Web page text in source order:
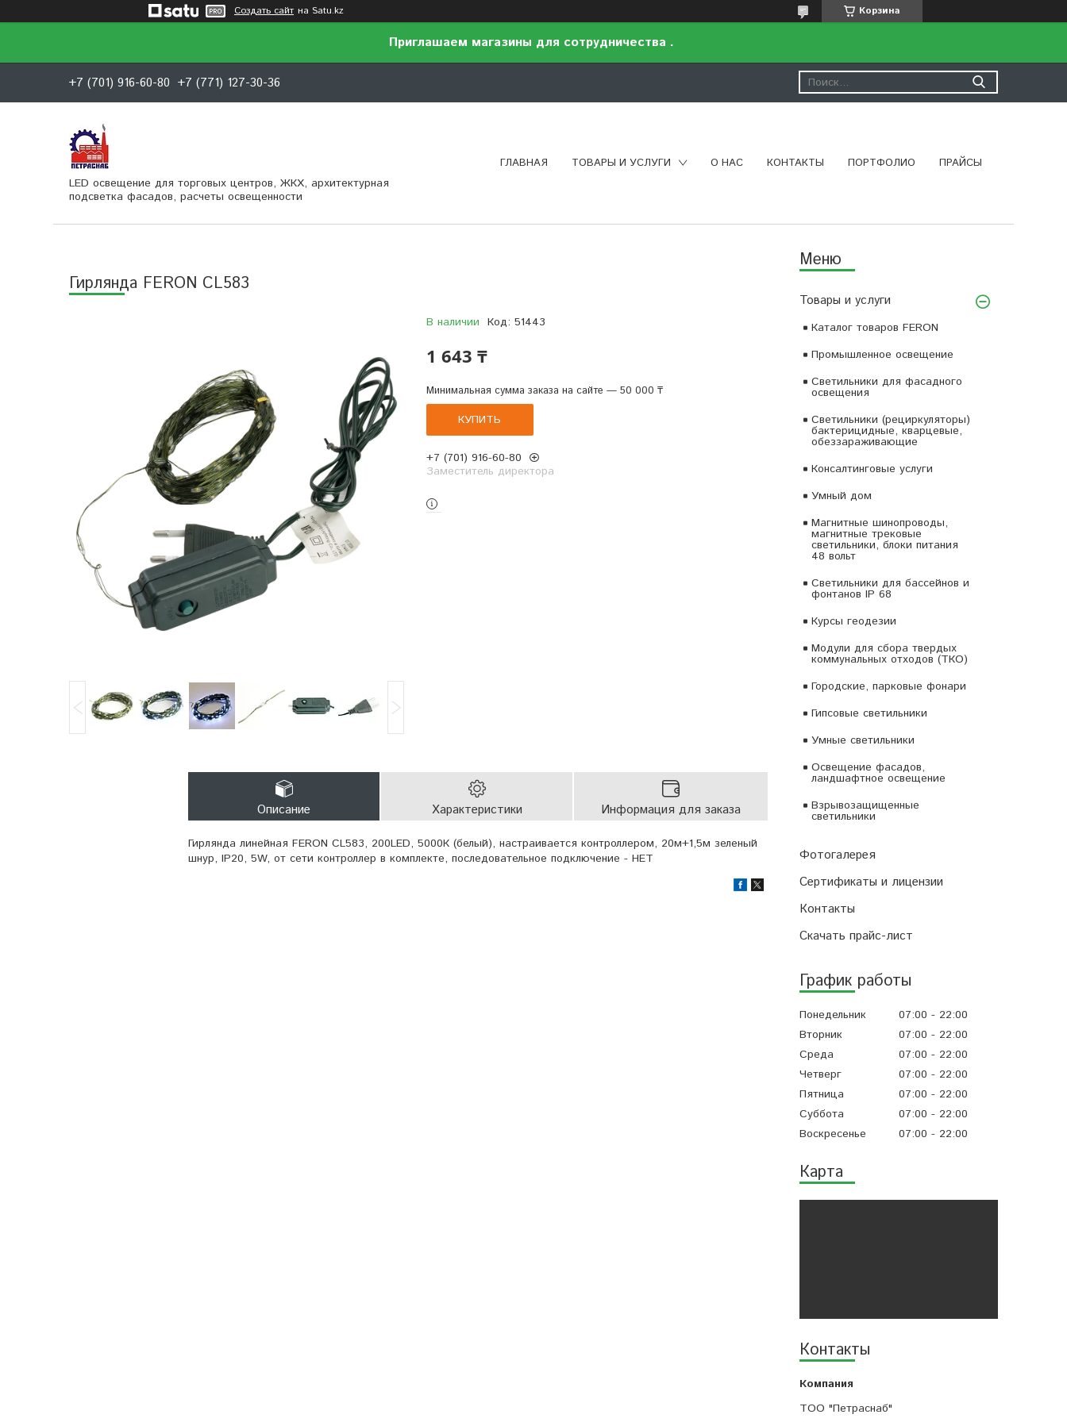
Создать сайт на Satu.kz Корзина
Приглашаем магазины для сотрудничества .
+7 (701) 916-60-80 +7 (771) 127-30-36
LED освещение для торговых центров, ЖКХ, архитектурная
подсветка фасадов, расчеты освещенности
ГЛАВНАЯ ТОВАРЫ И УСЛУГИ О НАС КОНТАКТЫ ПОРТФОЛИО ПРАЙСЫ
Товары и услуги
Каталог товаров FERON
Промышленное освещение
Светильники для фасадного
освещения
Светильники (рециркуляторы)
бактерицидные, кварцевые,
обеззараживающие
Консалтинговые услуги
Умный дом
Магнитные шинопроводы,
магнитные трековые
светильники, блоки питания
48 вольт
Светильники для бассейнов и
фонтанов IP 68
Курсы геодезии
Модули для сбора твердых
коммунальных отходов (ТКО)
Городские, парковые фонари
Гипсовые светильники
Умные светильники
Освещение фасадов,
ландшафтное освещение
Взрывозащищенные
светильники
Фотогалерея
Сертификаты и лицензии
Контакты
Скачать прайс-лист
График работы
Понедельник 07:00
22:00
Вторник
07:00
22:00
Среда
07:00
22:00
Четверг
07:00
22:00
Пятница
07:00
22:00
Суббота
07:00
22:00
Воскресенье
07:00 22:00
Карта
Контакты
ТОО "Петраснаб"
Гирлянда FERON CL583
В наличии Код: 51443
1 643 ₸
Минимальная сумма заказа на сайте — 50 000 ₸
КУПИТЬ
+7 (701) 916-60-80
Заместитель директора
Описание Характеристики Информация для заказа
Гирлянда линейная FERON CL583, 200LED, 5000К (белый), настраивается контроллером, 20м+1,5м зеленый
шнур, IP20, 5W, от сети контроллер в комплекте, последовательное подключение - НЕТ